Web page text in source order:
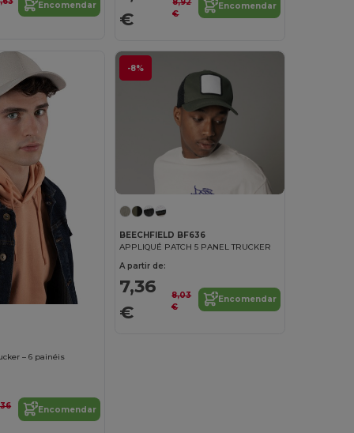
Encomendar
€
8,92
€
Encomendar
– 6 painéis
Encomendar
-8%
BEECHFIELD BF636
APPLIQUÉ PATCH 5 PANEL TRUCKER
A partir de:
7,36
€
8,03
€
Encomendar